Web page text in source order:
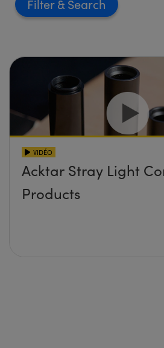
Filter
VIDÉO
Acktar Stray Light
Products